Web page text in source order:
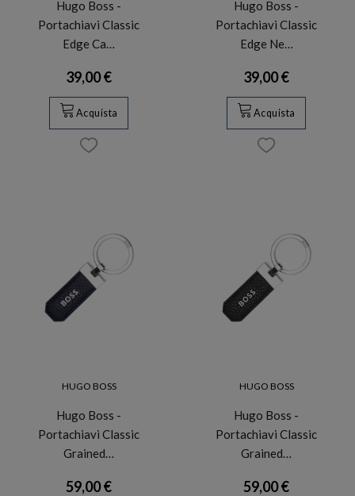
Hugo Boss -
Portachiavi Classic
Edge Ca…
39,00 €
Acquista
Hugo Boss -
Portachiavi Classic
Edge Ne…
39,00 €
Acquista
HUGO BOSS
Hugo Boss -
Portachiavi Classic
Grained…
59,00 €
HUGO BOSS
Hugo Boss -
Portachiavi Classic
Grained…
59,00 €